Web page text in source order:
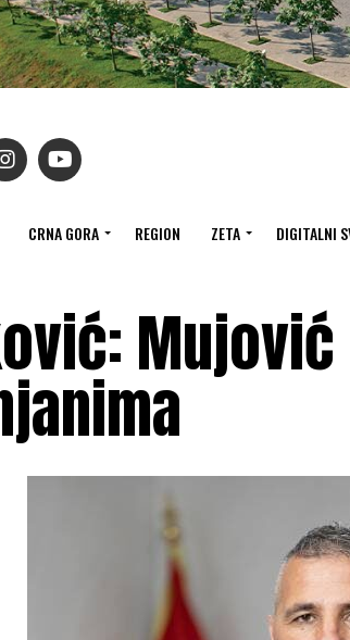
CRNA GORA REGION ZETA DIGITALNI